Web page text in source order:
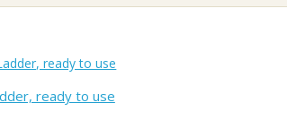
ready to use